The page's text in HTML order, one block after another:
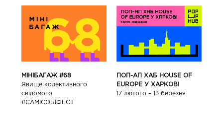
МІНІБАГАЖ #68
Явище колективного
свідомого
#САМІСОБІФЕСТ
ПОП-АП ХАБ HOUSE OF
EUROPE У ХАРКОВІ
17 лютого – 13 березня